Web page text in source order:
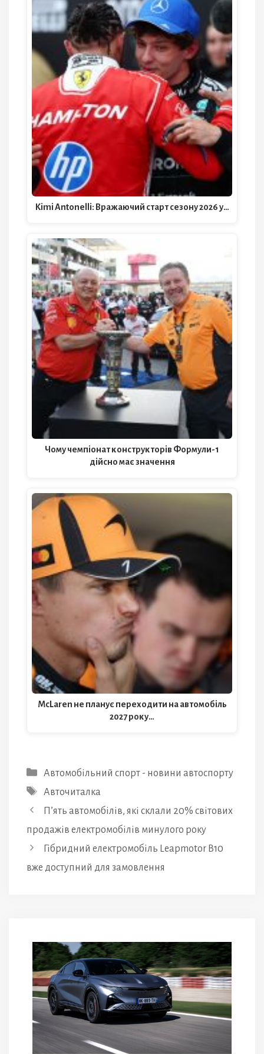
Kimi Antonelli: Вражаючий старт сезону 2026 у…
Чому чемпіонат конструкторів Формули-1
дійсно має значення
McLaren не планує переходити на автомобіль
2027 року…
Категорії
Автомобільний спорт - новини автоспорту
Позначки
Авточиталка
П’ять автомобілів, які склали 20% світових
продажів електромобілів минулого року
Гібридний електромобіль Leapmotor B10
вже доступний для замовлення